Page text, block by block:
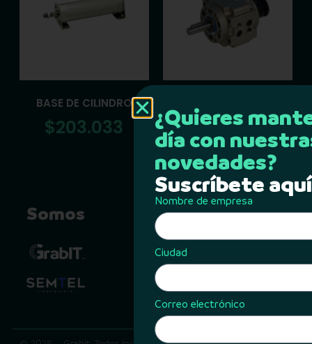
BASE DE CILINDRO
$203.033 $682.000
Somos Contacto
Calle 74 #70-07
Barranquilla, Colombia
info@grabitapp.com
¿Quieres
día con
novedades?
Suscríbete aquí
Nombre de empresa
Ciudad
Correo electrónico